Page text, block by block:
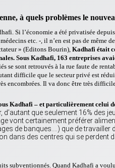
à quels problèmes le
Si l’économie a été privatisée
etc. -, il n’en est pas de même
» (Editons Bourin), Kadhafi était
Sous Kadhafi, 163 entreprises
se sont retrouvés à la rue faute de
difficile que le secteur privé est
encombrées. Il va donc être très
Kadhafi – et particulièrement celui
que seulement 16% des
vont certainement préférer
de banques….) que de travailler
dans des centres qui se perdent
subventionnés. Quand Kadhafi a